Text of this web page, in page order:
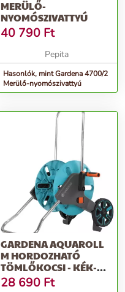
MERÜLŐ-
NYOMÓSZIVATTYÚ
40 790 Ft
Pepita
Hasonlók, mint Gardena 4700/2
Merülő-nyomószivattyú
GARDENA AQUAROLL
M HORDOZHATÓ
TÖMLŐKOCSI - KÉK-
SZÜRKE
28 690 Ft